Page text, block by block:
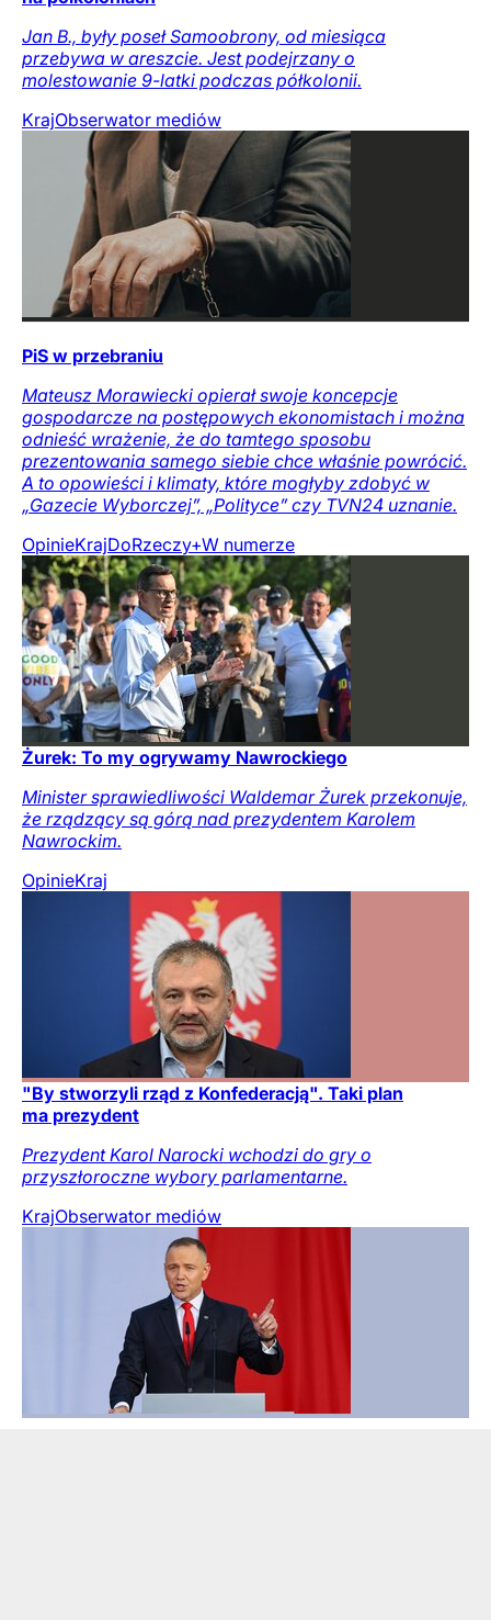
Jan B., były poseł Samoobrony, od miesiąca
przebywa w areszcie. Jest podejrzany o
molestowanie 9-latki podczas półkolonii.
KrajObserwator mediów
PiS w przebraniu
Mateusz Morawiecki opierał swoje koncepcje
gospodarcze na postępowych ekonomistach i można
odnieść wrażenie, że do tamtego sposobu
prezentowania samego siebie chce właśnie powrócić.
A to opowieści i klimaty, które mogłyby zdobyć w
„Gazecie Wyborczej”, „Polityce” czy TVN24 uznanie.
OpinieKrajDoRzeczy+W numerze
Żurek: To my ogrywamy Nawrockiego
Minister sprawiedliwości Waldemar Żurek przekonuje,
że rządzący są górą nad prezydentem Karolem
Nawrockim.
OpinieKraj
"By stworzyli rząd z Konfederacją". Taki plan
ma prezydent
Prezydent Karol Narocki wchodzi do gry o
przyszłoroczne wybory parlamentarne.
KrajObserwator mediów